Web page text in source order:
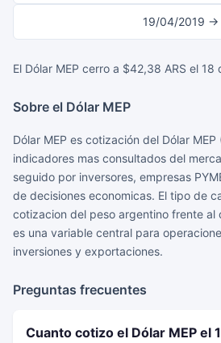
19/04/2019 →
El Dólar MEP cerro a $42,38 ARS el
Sobre el Dólar MEP
Dólar MEP es cotización del Dólar MEP
indicadores mas consultados del
seguido por inversores, empresas
de decisiones economicas. El tipo de
cotizacion del peso argentino frente al
es una variable central para
inversiones y exportaciones.
Preguntas frecuentes
Cuanto cotizo el Dólar MEP el